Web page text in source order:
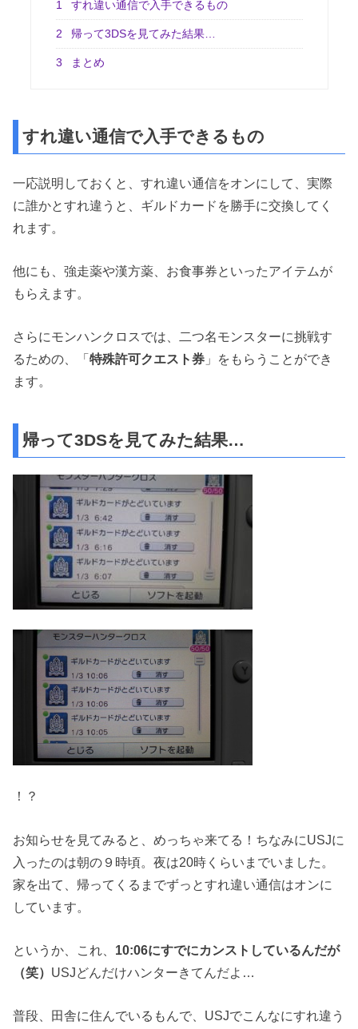
1 すれ違い通信で入手できるもの
2 帰って3DSを見てみた結果…
3 まとめ
すれ違い通信で入手できるもの
一応説明しておくと、すれ違い通信をオンにして、実際
に誰かとすれ違うと、ギルドカードを勝手に交換してく
れます。
他にも、強走薬や漢方薬、お食事券といったアイテムが
もらえます。
さらにモンハンクロスでは、二つ名モンスターに挑戦す
るための、「特殊許可クエスト券 」をもらうことができ
ます。
帰って3DSを見てみた結果…
！？
お知らせを見てみると、めっちゃ来てる！ちなみにUSJに
入ったのは朝の９時頃。夜は20時くらいまでいました。
家を出て、帰ってくるまでずっとすれ違い通信はオンに
しています。
というか、これ、 10:06にすでにカンストしているんだが
（笑） USJどんだけハンターきてんだよ…
普段、田舎に住んでいるもんで、USJでこんなにすれ違う